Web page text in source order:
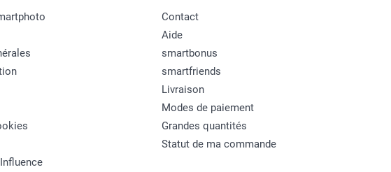
Contact
Aide
smartbonus
smartfriends
Livraison
Modes de paiement
Grandes quantités
Statut de ma commande